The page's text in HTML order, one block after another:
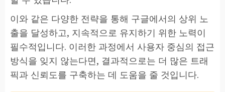
이와 같은 다양한 전략을 통해 구글에서의 상위 노
출을 달성하고, 지속적으로 유지하기 위한 노력이
필수적입니다. 이러한 과정에서 사용자 중심의 접근
방식을 잊지 않는다면, 결과적으로는 더 많은 트래
픽과 신뢰도를 구축하는 데 도움을 줄 것입니다.